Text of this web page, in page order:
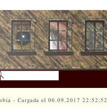
- Cargada el 06.09.2017